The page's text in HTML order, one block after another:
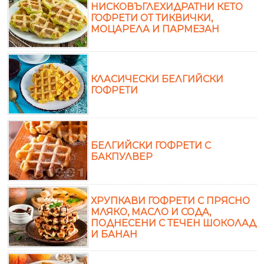
НИСКОВЪГЛЕХИДРАТНИ КЕТО
ГОФРЕТИ ОТ ТИКВИЧКИ,
МОЦАРЕЛА И ПАРМЕЗАН
КЛАСИЧЕСКИ БЕЛГИЙСКИ
ГОФРЕТИ
БЕЛГИЙСКИ ГОФРЕТИ С
БАКПУЛВЕР
ХРУПКАВИ ГОФРЕТИ С ПРЯСНО
МЛЯКО, МАСЛО И СОДА,
ПОДНЕСЕНИ С ТЕЧЕН ШОКОЛАД
И БАНАН